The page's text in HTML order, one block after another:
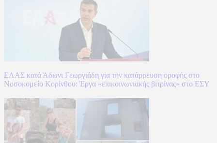
ΕΛΑΣ κατά Άδωνι Γεωργιάδη για την κατάρρευση οροφής στο
Νοσοκομείο Κορίνθου: Έργα «επικοινωνιακής βιτρίνας» στο ΕΣΥ